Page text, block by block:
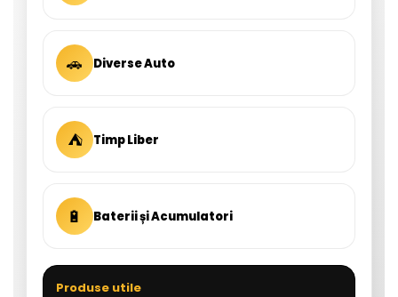
🚗 Diverse Auto
⛺ Timp Liber
🔋 Baterii și Acumulatori
Produse utile